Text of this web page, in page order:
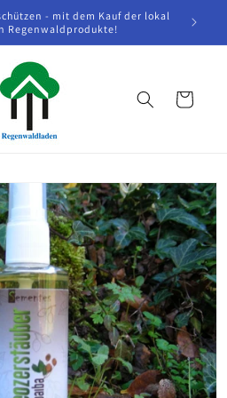
- mit dem Kauf der lokal
Regenwaldprodukte!
Wenn
Warenkorb